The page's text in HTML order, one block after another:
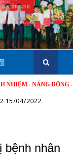
- NĂNG ĐỘNG - MINH
15/04/2022
bệnh nhân